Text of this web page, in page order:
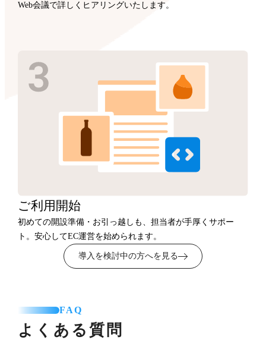
Web会議で詳しくヒアリングいたします。
ご利用開始
初めての開設準備・お引っ越しも、担当者が手厚くサポー
ト。安心してEC運営を始められます。
導入を検討中の方へを見る
FAQ
よくある質問